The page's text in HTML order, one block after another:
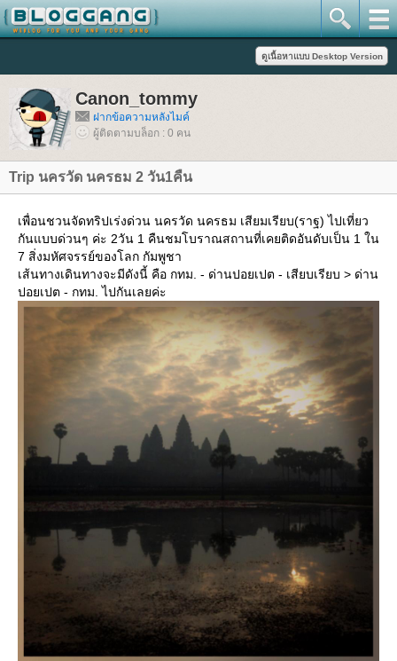
Canon_tommy
ฝากข้อความหลังไมค์
ผู้ติดตามบล็อก : 0 คน
Trip นครวัด นครธม 2 วัน1คืน
เพื่อนชวนจัดทริปเร่งด่วน นครวัด นครธม เสียมเรียบ(ราฐ) ไปเที่ยว
กันแบบด่วนๆ ค่ะ 2วัน 1 คืนชมโบราณสถานที่เคยติดอันดับเป็น 1 ใน
7 สิ่งมหัศจรรย์ของโลก กัมพูชา
เส้นทางเดินทางจะมีดังนี้ คือ กทม. - ด่านปอยเปต - เสียบเรียบ > ด่าน
ปอยเปต - กทม. ไปกันเลยค่ะ